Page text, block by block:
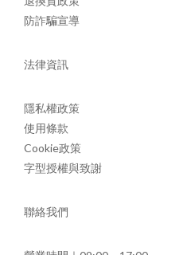
防詐騙宣導
法律資訊
隱私權政策
使用條款
Cookie政策
字型授權與致謝
聯絡我們